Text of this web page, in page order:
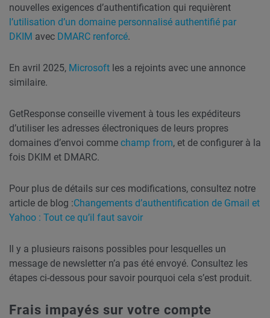
nouvelles exigences d’authentification qui requièrent
l’utilisation d’un domaine personnalisé authentifié par
DKIM avec DMARC renforcé.
En avril 2025, Microsoft les a rejoints avec une annonce
similaire.
GetResponse conseille vivement à tous les expéditeurs
d’utiliser les adresses électroniques de leurs propres
domaines d’envoi comme champ from, et de configurer à la
fois DKIM et DMARC.
Pour plus de détails sur ces modifications, consultez notre
article de blog :Changements d’authentification de Gmail et
Yahoo : Tout ce qu’il faut savoir
Il y a plusieurs raisons possibles pour lesquelles un
message de newsletter n’a pas été envoyé. Consultez les
étapes ci-dessous pour savoir pourquoi cela s’est produit.
Frais impayés sur votre compte